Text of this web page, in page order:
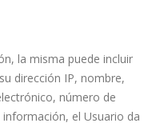
la misma puede incluir
dirección IP, nombre,
número de
el Usuario da